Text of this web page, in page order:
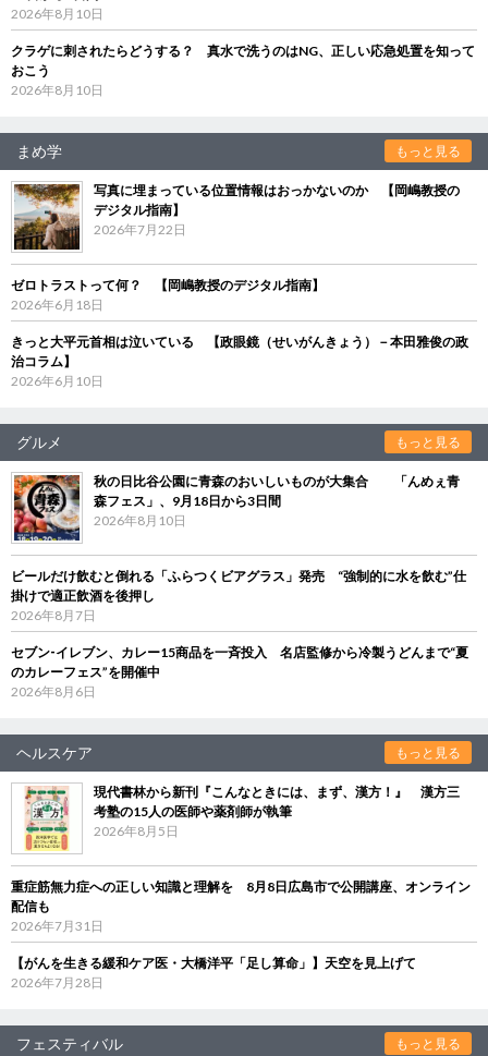
2026年8月10日
クラゲに刺されたらどうする？ 真水で洗うのはNG、正しい応急処置を知って
おこう
2026年8月10日
まめ学 もっと見る
写真に埋まっている位置情報はおっかないのか 【岡嶋教授の
デジタル指南】
2026年7月22日
ゼロトラストって何？ 【岡嶋教授のデジタル指南】
2026年6月18日
きっと大平元首相は泣いている 【政眼鏡（せいがんきょう）－本田雅俊の政
治コラム】
2026年6月10日
グルメ もっと見る
秋の日比谷公園に青森のおいしいものが大集合 「んめぇ青
森フェス」、9月18日から3日間
2026年8月10日
ビールだけ飲むと倒れる「ふらつくビアグラス」発売 “強制的に水を飲む”仕
掛けで適正飲酒を後押し
2026年8月7日
セブン‐イレブン、カレー15商品を一斉投入 名店監修から冷製うどんまで“夏
のカレーフェス”を開催中
2026年8月6日
ヘルスケア もっと見る
現代書林から新刊『こんなときには、まず、漢方！』 漢方三
考塾の15人の医師や薬剤師が執筆
2026年8月5日
重症筋無力症への正しい知識と理解を 8月8日広島市で公開講座、オンライン
配信も
2026年7月31日
【がんを生きる緩和ケア医・大橋洋平「足し算命」】天空を見上げて
2026年7月28日
フェスティバル もっと見る